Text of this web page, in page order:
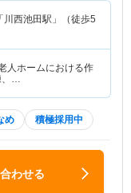
川西池田駅」（徒歩5
人ホームにおける作
、…
め 積極採用中
わせる